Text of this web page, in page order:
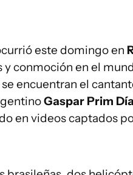
este domingo en
conmoción en el
encuentran el
Gaspar Prim
en videos captados